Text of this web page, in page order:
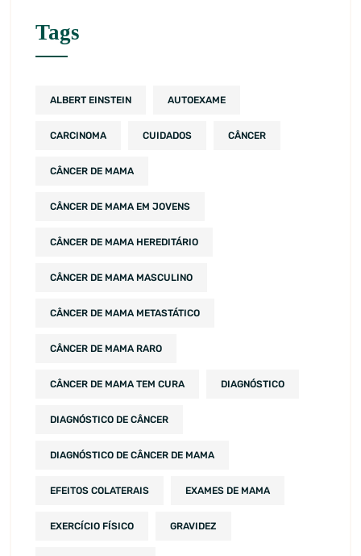
Tags
ALBERT EINSTEIN AUTOEXAME
CARCINOMA CUIDADOS CÂNCER
CÂNCER DE MAMA
CÂNCER DE MAMA EM JOVENS
CÂNCER DE MAMA HEREDITÁRIO
CÂNCER DE MAMA MASCULINO
CÂNCER DE MAMA METASTÁTICO
CÂNCER DE MAMA RARO
CÂNCER DE MAMA TEM CURA DIAGNÓSTICO
DIAGNÓSTICO DE CÂNCER
DIAGNÓSTICO DE CÂNCER DE MAMA
EFEITOS COLATERAIS EXAMES DE MAMA
EXERCÍCIO FÍSICO GRAVIDEZ